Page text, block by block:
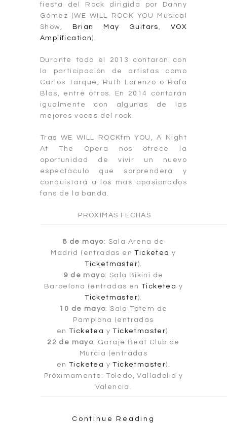
fiesta del Rock dirigida por Danny
Gómez (WE WILL ROCK YOU Musical
Show,
Brian May Guitars , VOX
Amplification ).
Durante todo el 2013 contaron con
la participación de artistas como
Carlos Tarque, Ruth Lorenzo o Rafa
Blas, entre otros. En 2014 contarán
igualmente con algunas de las
mejores voces del rock.
Tras WE WILL ROCKfm YOU, A Night
At The Opera nos ofrece la
oportunidad de vivir un nuevo
espectáculo que sorprenderá y
conquistará a los más apasionados
fans de la banda.
PRÓXIMAS FECHAS
8 de mayo: Sala Arena de
Madrid (entradas enTicketea y
Ticketmaster).
9 de mayo: Sala Bikini de
Barcelona (entradas enTicketea y
Ticketmaster).
10 de mayo: Sala Totem de
Pamplona (entradas
enTicketea yTicketmaster).
22 de mayo: Garaje Beat Club de
Murcia (entradas
enTicketea yTicketmaster).
Próximamente: Toledo, Valladolid y
Valencia.
Continue Reading